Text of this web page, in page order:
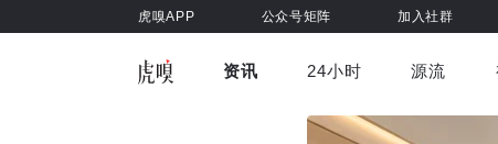
虎嗅APP 公众号矩阵 加入社群
资讯
车与出行
24小时 源流